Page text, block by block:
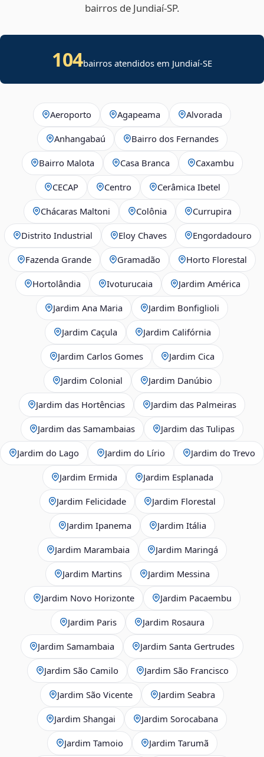
bairros de Jundiaí‑SP.
104bairros atendidos em Jundiaí-SE
Aeroporto Agapeama Alvorada
Anhangabaú Bairro dos Fernandes
Bairro Malota Casa Branca Caxambu
CECAP Centro Cerâmica Ibetel
Chácaras Maltoni Colônia Currupira
Distrito Industrial Eloy Chaves Engordadouro
Fazenda Grande Gramadão Horto Florestal
Hortolândia Ivoturucaia Jardim América
Jardim Ana Maria Jardim Bonfiglioli
Jardim Caçula Jardim Califórnia
Jardim Carlos Gomes Jardim Cica
Jardim Colonial Jardim Danúbio
Jardim das Hortências Jardim das Palmeiras
Jardim das Samambaias Jardim das Tulipas
Jardim do Lago Jardim do Lírio Jardim do Trevo
Jardim Ermida Jardim Esplanada
Jardim Felicidade Jardim Florestal
Jardim Ipanema Jardim Itália
Jardim Marambaia Jardim Maringá
Jardim Martins Jardim Messina
Jardim Novo Horizonte Jardim Pacaembu
Jardim Paris Jardim Rosaura
Jardim Samambaia Jardim Santa Gertrudes
Jardim São Camilo Jardim São Francisco
Jardim São Vicente Jardim Seabra
Jardim Shangai Jardim Sorocabana
Jardim Tamoio Jardim Tarumã